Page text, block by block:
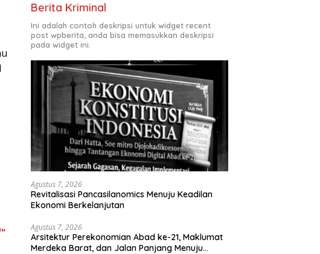
Berita Kriminal
Ini adalah contoh deskripsi untuk widget recent
post wpberita, anda bisa memasukkan deskripsi
pada widget ini.
Agustus 7, 2026
Revitalisasi Pancasilanomics Menuju Keadilan
Ekonomi Berkelanjutan
Agustus 7, 2026
Arsitektur Perekonomian Abad ke-21, Maklumat
Merdeka Barat, dan Jalan Panjang Menuju